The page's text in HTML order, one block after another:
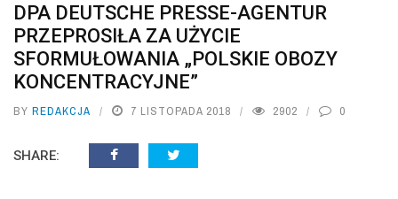
DPA DEUTSCHE PRESSE-AGENTUR
PRZEPROSIŁA ZA UŻYCIE
SFORMUŁOWANIA „POLSKIE OBOZY
KONCENTRACYJNE”
BY REDAKCJA 7 LISTOPADA 2018 2902 0
SHARE: